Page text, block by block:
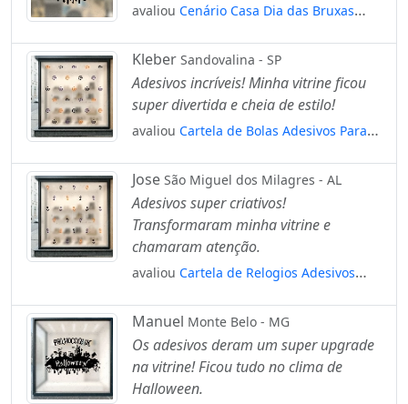
avaliou Cenário Casa Dia das Bruxas
Mod:187
Kleber Sandovalina - SP
Adesivos incríveis! Minha vitrine ficou
super divertida e cheia de estilo!
avaliou Cartela de Bolas Adesivos Para
Jose São Miguel dos Milagres - AL
Adesivos super criativos!
Transformaram minha vitrine e
chamaram atenção.
avaliou Cartela de Relogios Adesivos
Manuel Monte Belo - MG
Os adesivos deram um super upgrade
na vitrine! Ficou tudo no clima de
Halloween.